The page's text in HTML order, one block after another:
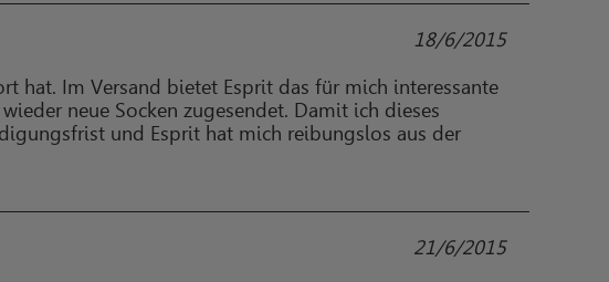
18/6/2015
hat. Im Versand bietet Esprit das für mich interessante
neue Socken zugesendet. Damit ich dieses
und Esprit hat mich reibungslos aus der
21/6/2015